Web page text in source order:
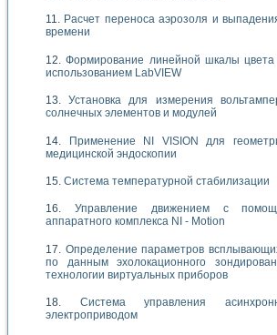
Расчет переноса аэрозоля и
времени
Формирование линейной шкалы
использованием LabVIEW
Установка для измерения
солнечных элементов и модулей
Применение NI VISION для
медицинской эндоскопии
Система температурной стабилизации
Управление движением с
аппаратного комплекса NI - Motion
Определение параметров
по данным эхолокационного
технологии виртуальных приборов
Система управления
электроприводом